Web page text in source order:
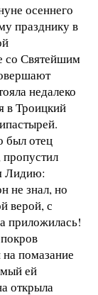
осеннего
празднику в
со Святейшим
недалеко
в Троицкий
был отец
Лидию:
не знал, но
верой, с
приложилась!
помазание
ей
открыла